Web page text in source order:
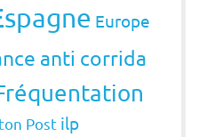
Europe
anti corrida
Post ilp